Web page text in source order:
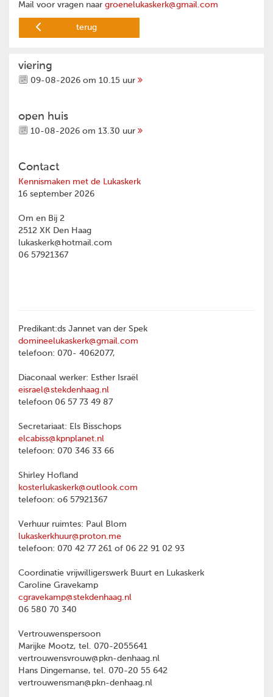
Mail voor vragen naar groenelukaskerk@gmail.com
terug
viering
09-08-2026 om 10.15 uur
open huis
10-08-2026 om 13.30 uur
Contact
Kennismaken met de Lukaskerk
16 september 2026
Om en Bij 2
2512 XK Den Haag
lukaskerk@hotmail.com
06 57921367
Predikant:ds Jannet van der Spek
domineelukaskerk@gmail.com
telefoon: 070- 4062077,
Diaconaal werker: Esther Israël
eisrael@stekdenhaag.nl
telefoon 06 57 73 49 87
Secretariaat: Els Bisschops
elcabiss@kpnplanet.nl
telefoon: 070 346 33 66
Shirley Hofland
kosterlukaskerk@outlook.com
telefoon: o6 57921367
Verhuur ruimtes: Paul Blom
lukaskerkhuur@proton.me
telefoon: 070 42 77 261 of 06 22 91 02 93
Coordinatie vrijwilligerswerk Buurt en Lukaskerk
Caroline Gravekamp
cgravekamp@stekdenhaag.nl
06 580 70 340
Vertrouwenspersoon
Marijke Mootz, tel. 070-2055641
vertrouwensvrouw@pkn-denhaag.nl
Hans Dingemanse, tel. 070-20 55 642
vertrouwensman@pkn-denhaag.nl